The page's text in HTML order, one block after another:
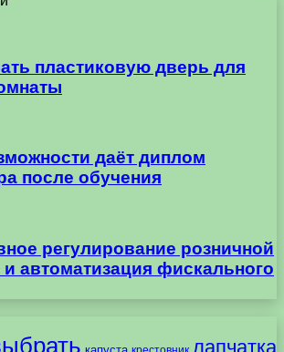
пластиковую дверь для
даёт диплом
после обучения
регулирование розничной
и автоматизация фискального
капуста лапчатка